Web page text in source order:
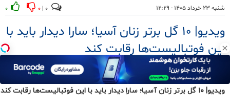
ویدیو| ۱۰ گل برتر زنان آسیا؛ سارا دیدار باید با این فوتبالیست‌ها رقابت کند